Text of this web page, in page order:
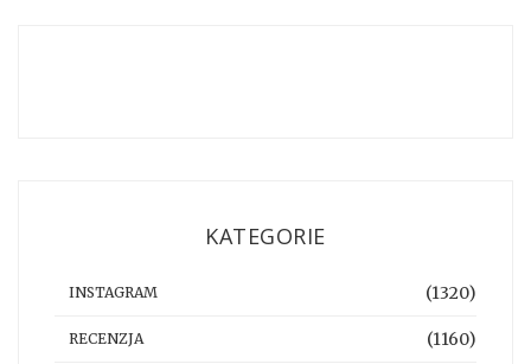
KATEGORIE
INSTAGRAM (1320)
RECENZJA (1160)